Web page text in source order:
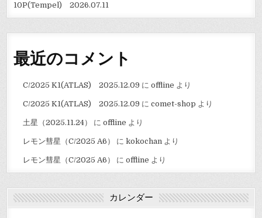
10P(Tempel) 2026.07.11
最近のコメント
C/2025 K1(ATLAS) 2025.12.09 に offline より
C/2025 K1(ATLAS) 2025.12.09 に comet-shop より
土星（2025.11.24） に offline より
レモン彗星（C/2025 A6） に kokochanより
レモン彗星（C/2025 A6） に offline より
カレンダー